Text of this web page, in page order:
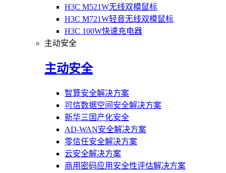
H3C M521W无线双模鼠标
H3C M721W轻音无线双模鼠标
H3C 100W快速充电器
主动安全
主动安全
智算安全解决方案
可信数据空间安全解决方案
新华三国产化安全
AD-WAN安全解决方案
零信任安全解决方案
云安全解决方案
商用密码应用安全性评估解决方案